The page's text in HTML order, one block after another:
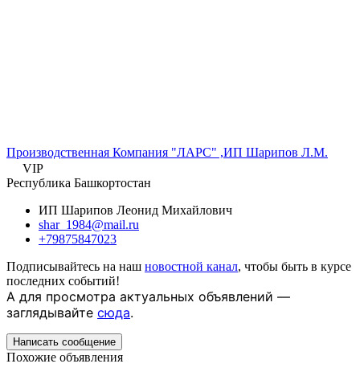
Производственная Компания "ЛАРС" ,ИП Шарипов Л.М.
VIP
Республика Башкортостан
ИП Шарипов Леонид Михайлович
shar_1984@mail.ru
+79875847023
Подписывайтесь на наш новостной канал, чтобы быть в курсе
последних событий!
А для просмотра актуальных объявлений —
заглядывайте сюда.
Написать сообщение
Похожие объявления